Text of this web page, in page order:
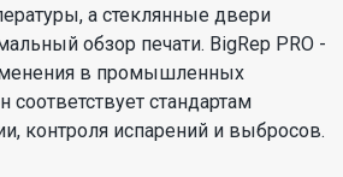
а стеклянные двери
обзор печати. BigRep PRO -
в промышленных
соответствует стандартам
контроля испарений и выбросов.